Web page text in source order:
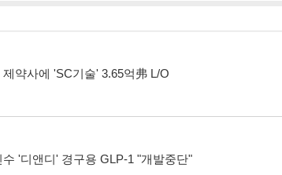
약사에 'SC기술' 3.65억弗 L/O
'디앤디' 경구용 GLP-1 "개발중단"